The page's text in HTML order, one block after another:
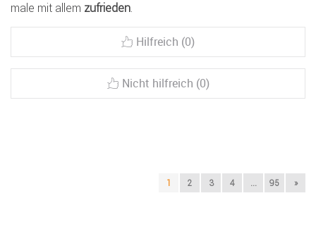
male mit allem zufrieden.
Hilfreich (0)
Nicht hilfreich (0)
1 2 3 4 ... 95 »